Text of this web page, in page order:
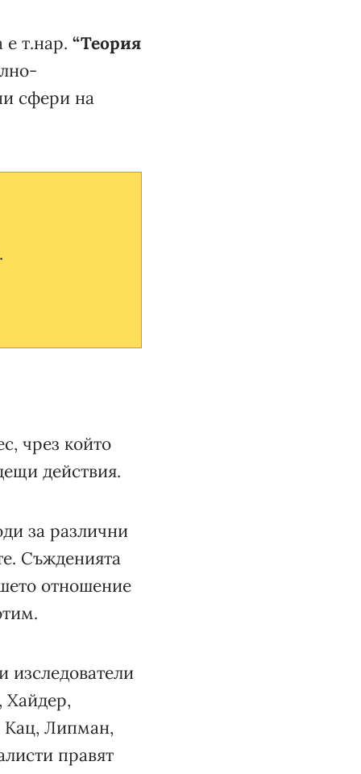
е т.нар. “Теория
сфери на
чрез който
действия.
за различни
Съжденията
отношение
изследователи
Хайдер,
Кац, Липман,
правят